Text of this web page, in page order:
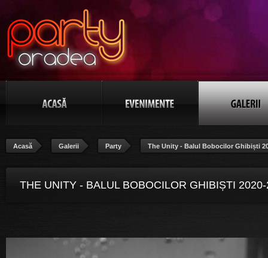
Acasă Galerii Party The Unity - Balul Bobocilor Ghibiști
THE UNITY - BALUL BOBOCILOR GHIBIȘTI